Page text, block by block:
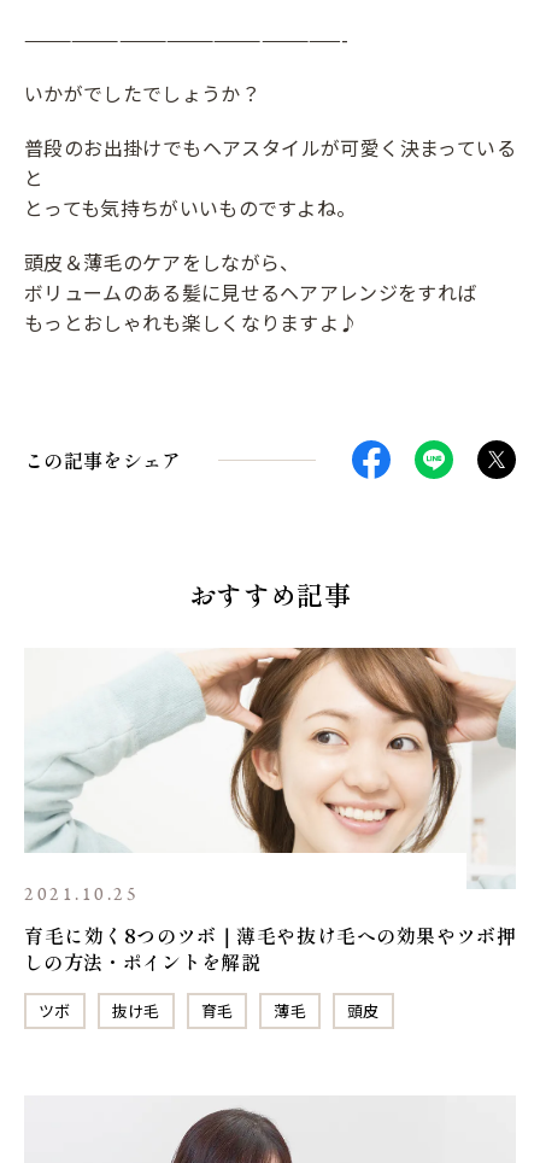
————————————————————-
いかがでしたでしょうか？
普段のお出掛けでもヘアスタイルが可愛く決まっている
と
とっても気持ちがいいものですよね。
頭皮＆薄毛のケアをしながら、
ボリュームのある髪に見せるヘアアレンジをすれば
もっとおしゃれも楽しくなりますよ♪
この記事をシェア
おすすめ記事
2021.10.25
育毛に効く8つのツボ｜薄毛や抜け毛への効果やツボ押
しの方法・ポイントを解説
ツボ 抜け毛 育毛 薄毛 頭皮